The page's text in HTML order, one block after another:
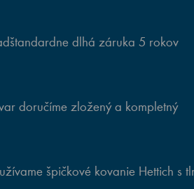
dlhá záruka 5 rokov
doručíme zložený a kompletný
špičkové kovanie Hettich s